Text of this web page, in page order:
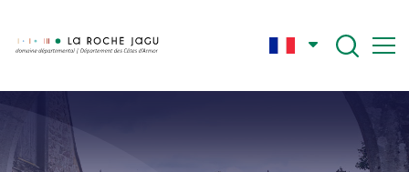
principal